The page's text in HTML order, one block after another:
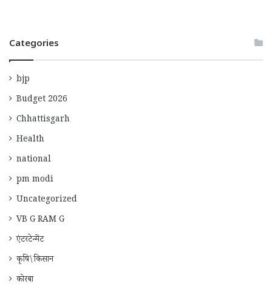
Categories
bjp
Budget 2026
Chhattisgarh
Health
national
pm modi
Uncategorized
VB G RAM G
एंटरटेन्मेंट
कृषि\किसान
कोरबा